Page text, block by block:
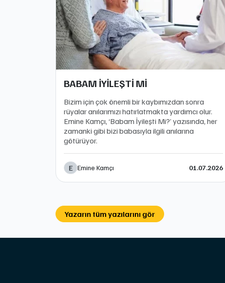
BABAM İYİLEŞTİ Mİ
Bizim için çok önemli bir kaybımızdan sonra
rüyalar anılarımızı hatırlatmakta yardımcı olur.
Emine Kamçı, ‘Babam İyileşti Mi?’ yazısında, her
zamanki gibi bizi babasıyla ilgili anılarına
götürüyor.
E Emine Kamçı 01.07.2026
Yazarın tüm yazılarını gör